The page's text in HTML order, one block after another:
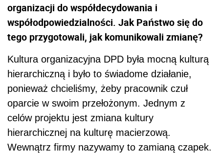
organizacji do współdecydowania i
współodpowiedzialności. Jak Państwo się do
tego przygotowali, jak komunikowali zmianę?
Kultura organizacyjna DPD była mocną kulturą
hierarchiczną i było to świadome działanie,
ponieważ chcieliśmy, żeby pracownik czuł
oparcie w swoim przełożonym. Jednym z
celów projektu jest zmiana kultury
hierarchicznej na kulturę macierzową.
Wewnątrz firmy nazywamy to zamianą czapek.